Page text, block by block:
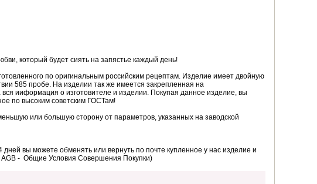
который будет сиять на запястье каждый день!
по оригинальным российским рецептам. Изделие имеет двойную
585 пробе. На изделии так же имеется закрепленная на
ииформация о изготовителе и изделии. Покупая данное изделие, вы
по высоким советским ГОСТам!
или большую сторону от параметров, указанных на заводской
вы можете обменять или вернуть по почте купленное у нас изделие и
AGB - Общие Условия Совершения Покупки)